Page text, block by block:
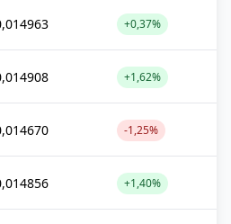
+0,37%
+1,62%
-1,25%
+1,40%